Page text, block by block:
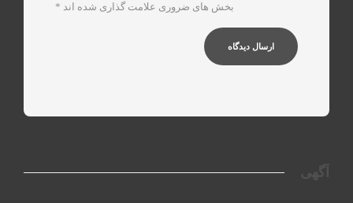
بخش های ضروری علامت گذاری شده اند *